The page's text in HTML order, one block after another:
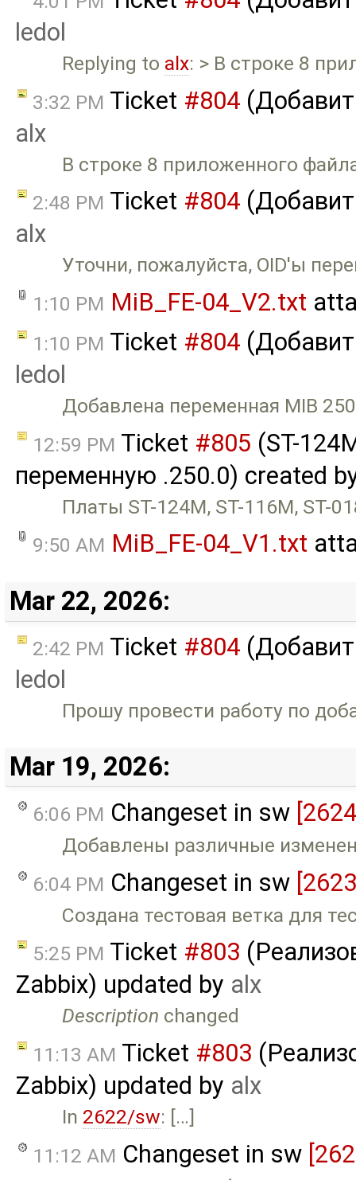
ledol
Replying to alx: > В строке 8
3:32 PM Ticket #804
alx
В строке 8 приложенного
2:48 PM Ticket #804
alx
Уточни, пожалуйста, OID'ы
1:10 PM MiB_FE-04_V2.txt
1:10 PM Ticket #804
ledol
Добавлена переменная MIB
12:59 PM Ticket #805 (ST-
переменную .250.0) created
Платы ST-124M, ST-116M, ST-
9:50 AM MiB_FE-04_V1.txt
Mar 22, 2026:
2:42 PM Ticket #804
ledol
Прошу провести работу по
Mar 19, 2026:
6:06 PM Changeset in sw
Добавлены различные
6:04 PM Changeset in sw
Создана тестовая ветка для
5:25 PM Ticket #803
Zabbix) updated by alx
Description changed
11:13 AM Ticket #803
Zabbix) updated by alx
In 2622/sw: […]
11:12 AM Changeset in sw